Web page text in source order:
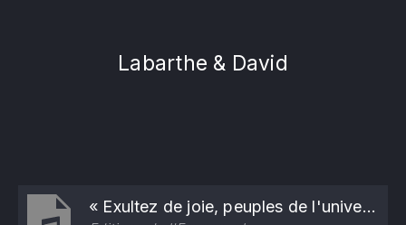
Labarthe & David
« Exultez de joie, peuples de l'univers »